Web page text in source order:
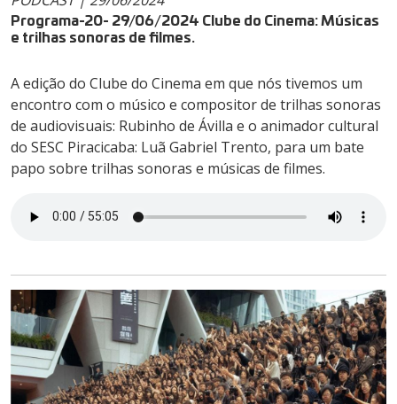
Programa-20- 29/06/2024 Clube do Cinema: Músicas
e trilhas sonoras de filmes.
A edição do Clube do Cinema em que nós tivemos um
encontro com o músico e compositor de trilhas sonoras
de audiovisuais: Rubinho de Ávilla e o animador cultural
do SESC Piracicaba: Luã Gabriel Trento, para um bate
papo sobre trilhas sonoras e músicas de filmes.